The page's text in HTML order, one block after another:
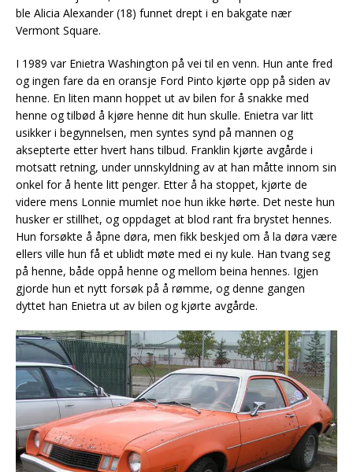
ble Alicia Alexander (18) funnet drept i en bakgate nær
Vermont Square.
I 1989 var Enietra Washington på vei til en venn. Hun ante fred
og ingen fare da en oransje Ford Pinto kjørte opp på siden av
henne. En liten mann hoppet ut av bilen for å snakke med
henne og tilbød å kjøre henne dit hun skulle. Enietra var litt
usikker i begynnelsen, men syntes synd på mannen og
aksepterte etter hvert hans tilbud. Franklin kjørte avgårde i
motsatt retning, under unnskyldning av at han måtte innom sin
onkel for å hente litt penger. Etter å ha stoppet, kjørte de
videre mens Lonnie mumlet noe hun ikke hørte. Det neste hun
husker er stillhet, og oppdaget at blod rant fra brystet hennes.
Hun forsøkte å åpne døra, men fikk beskjed om å la døra være
ellers ville hun få et ublidt møte med ei ny kule. Han tvang seg
på henne, både oppå henne og mellom beina hennes. Igjen
gjorde hun et nytt forsøk på å rømme, og denne gangen
dyttet han Enietra ut av bilen og kjørte avgårde.